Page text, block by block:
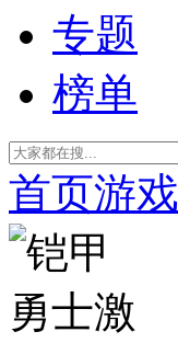
专题
榜单
首页游戏